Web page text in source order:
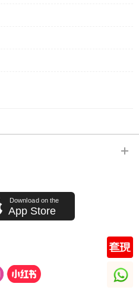
Download on the
App Store